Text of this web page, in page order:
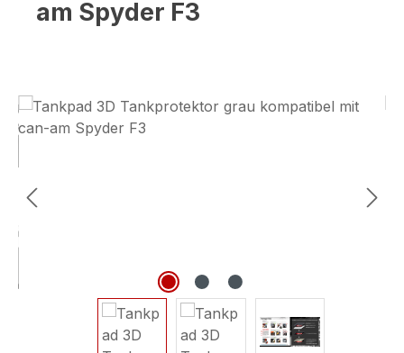
am Spyder F3
Bildergalerie überspringen